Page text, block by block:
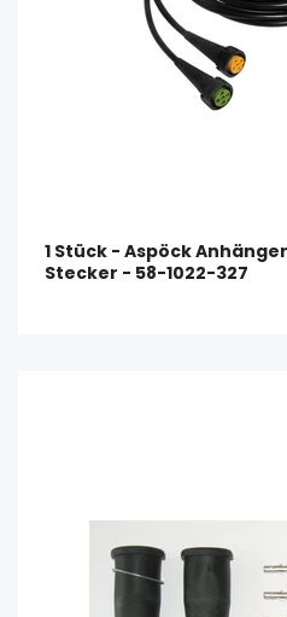
1 Stück - Aspöck
Stecker - 58-1022-327